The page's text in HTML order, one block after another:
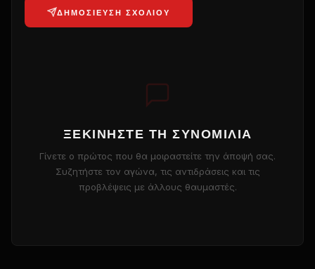
ΔΗΜΟΣΊΕΥΣΗ ΣΧΟΛΊΟΥ
ΞΕΚΙΝΉΣΤΕ ΤΗ ΣΥΝΟΜΙΛΊΑ
Γίνετε ο πρώτος που θα μοιραστείτε την άποψή σας.
Συζητήστε τον αγώνα, τις αντιδράσεις και τις
προβλέψεις με άλλους θαυμαστές.